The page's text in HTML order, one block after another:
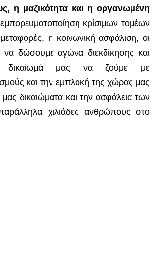
η μαζικότητα και η οργανωμένη
κρίσιμων τομέων
η κοινωνική ασφάλιση, οι
να δώσουμε αγώνα διεκδίκησης και
δικαίωμά μας να ζούμε με
και την εμπλοκή της χώρας μας
δικαιώματα και την ασφάλεια των
χιλιάδες ανθρώπους στο